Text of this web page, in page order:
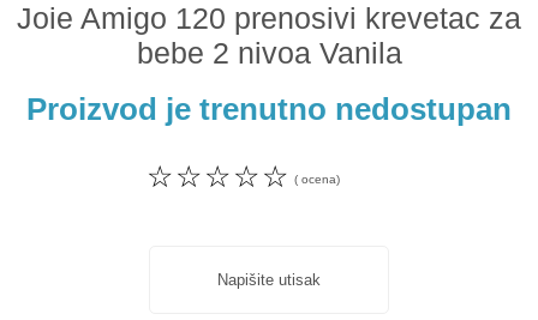
Joie Amigo 120 prenosivi krevetac za
bebe 2 nivoa Vanila
Proizvod je trenutno nedostupan
☆
☆
☆
☆
☆ ( ocena)
Napišite utisak